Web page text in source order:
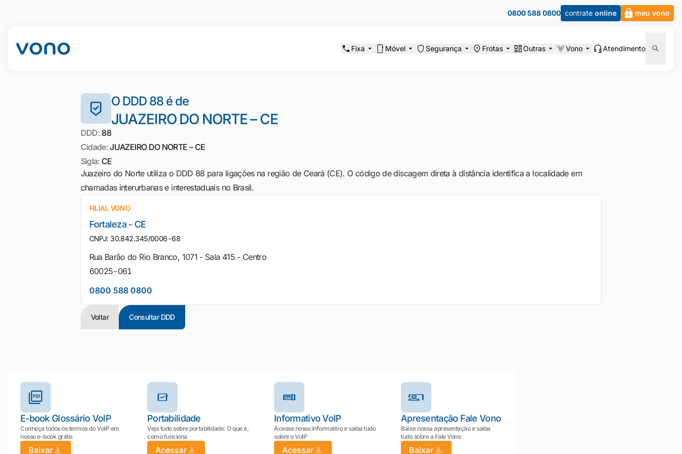
0800 588 0800 contrate online meu vono
Fixa Móvel Segurança Frotas Outras Vono Atendimento
O DDD 88 é de
JUAZEIRO DO NORTE – CE
DDD:88
Cidade:JUAZEIRO DO NORTE – CE
Sigla: CE
Juazeiro do Norte utiliza o DDD 88 para ligações na região de Ceará (CE). O código de discagem direta à distância identifica a localidade em
chamadas interurbanas e interestaduais no Brasil.
FILIAL VONO
Fortaleza - CE
CNPJ: 30.842.345/0006-68
Rua Barão do Rio Branco, 1071 - Sala 415 - Centro
60025-061
0800 588 0800
Voltar Consultar DDD
E-book Glossário VoIP
Conheça todos os termos do VoIP em
nosso e-book grátis
Baixar
Portabilidade
Veja tudo sobre portabilidade: O que é,
como funciona
Acessar
Informativo VoIP
Acesse nosso informativo e saiba tudo
sobre o VoIP
Acessar
Apresentação Fale Vono
Baixe nossa apresentação e saiba
tudo sobre a Fale Vono
Baixar